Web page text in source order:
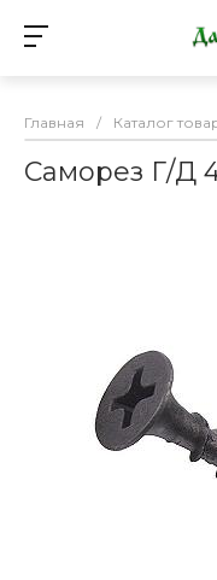
Главная / Каталог
Саморез Г/Д